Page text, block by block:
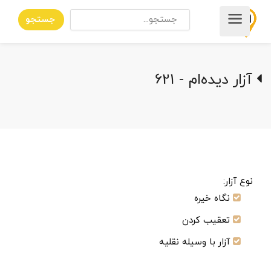
جستجو
آزار دیده‌ام - 621
نوع آزار:
نگاه خیره
تعقیب کردن
آزار با وسیله نقلیه